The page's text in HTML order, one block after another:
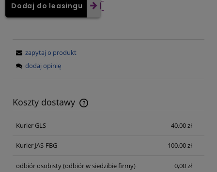
Dodaj do leasingu
zapytaj o produkt
dodaj opinię
Koszty dostawy
Cena nie zawiera ewentualnych kosztów płatności
Kurier GLS
40,00 zł
Kurier JAS-FBG 100,00 zł
odbiór osobisty(odbiór w siedzibie firmy) 0,00 zł